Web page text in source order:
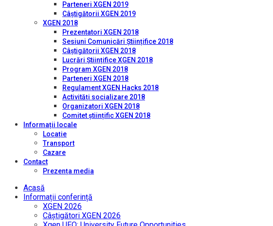
Parteneri XGEN 2019
Câștigătorii XGEN 2019
XGEN 2018
Prezentatori XGEN 2018
Sesiuni Comunicări Științifice 2018
Câștigătorii XGEN 2018
Lucrări Științifice XGEN 2018
Program XGEN 2018
Parteneri XGEN 2018
Regulament XGEN Hacks 2018
Activități socializare 2018
Organizatori XGEN 2018
Comitet științific XGEN 2018
Informații locale
Locație
Transport
Cazare
Contact
Prezența media
Acasă
Informații conferință
XGEN 2026
Câștigători XGEN 2026